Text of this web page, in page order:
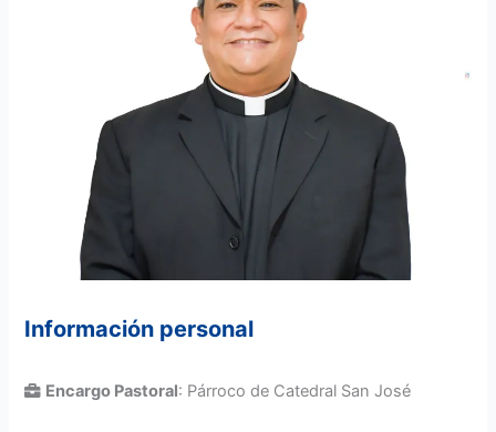
Información personal
Encargo Pastoral: Párroco de Catedral San José